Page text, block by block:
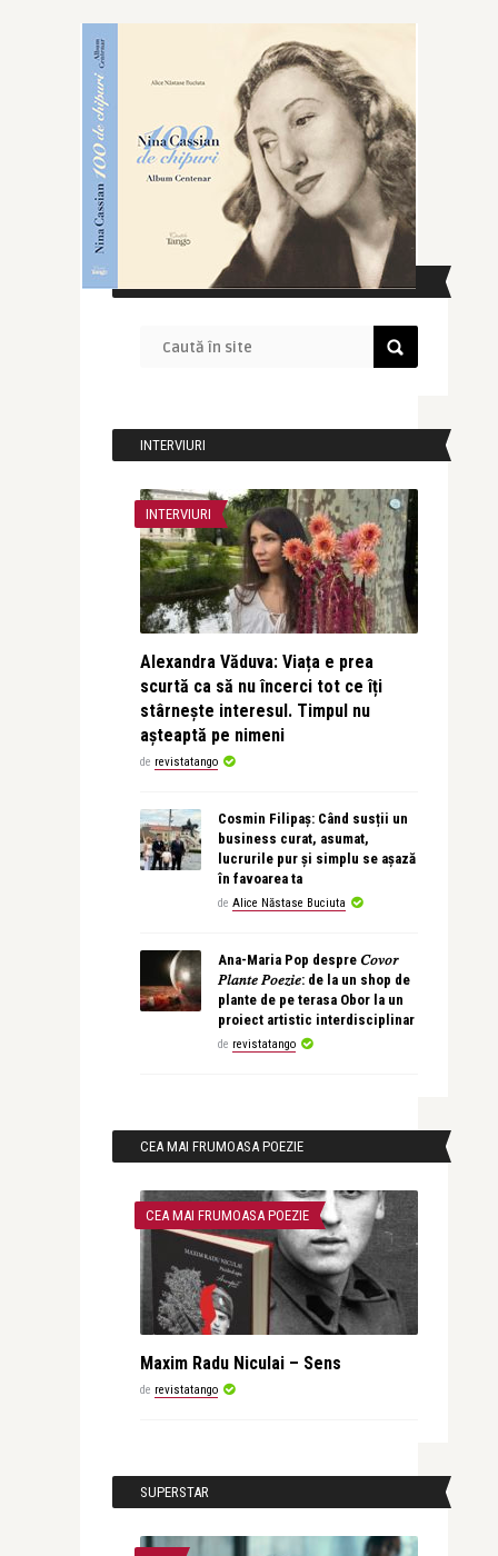
CAUTĂ ÎN SITE
INTERVIURI
INTERVIURI
Alexandra Văduva: Viața e prea
scurtă ca să nu încerci tot ce îți
stârnește interesul. Timpul nu
așteaptă pe nimeni
de revistatango
Cosmin Filipaș: Când susții un
business curat, asumat,
lucrurile pur și simplu se așază
în favoarea ta
de Alice Năstase Buciuta
Ana-Maria Pop despre 𝐶𝑜𝑣𝑜𝑟
𝑃𝑙𝑎𝑛𝑡𝑒 𝑃𝑜𝑒𝑧𝑖𝑒: de la un shop de
plante de pe terasa Obor la un
proiect artistic interdisciplinar
de revistatango
CEA MAI FRUMOASA POEZIE
CEA MAI FRUMOASA POEZIE
Maxim Radu Niculai – Sens
de revistatango
SUPERSTAR